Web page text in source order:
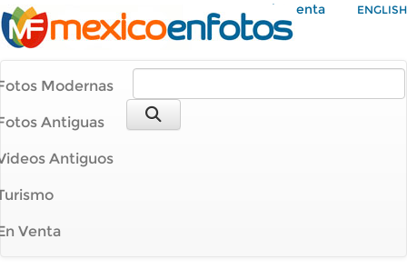
Mi Cuenta ENGLISH
Modernas
Antiguas
Antiguos
Venta